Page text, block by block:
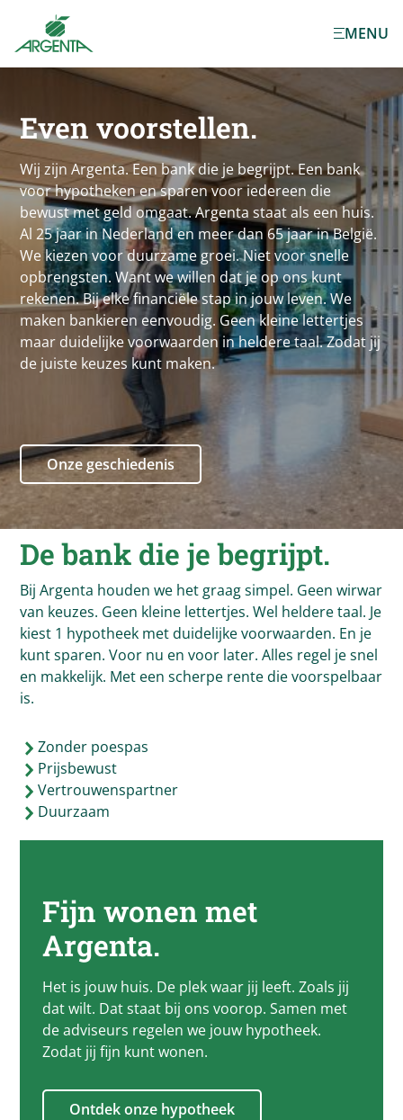
Ga naar de
hoofdinhoud
MENU
Even voorstellen.
Wij zijn Argenta. Een bank die je begrijpt. Een bank
voor hypotheken en sparen voor iedereen die
bewust met geld omgaat. Argenta staat als een huis.
Al 25 jaar in Nederland en meer dan 65 jaar in België.
We kiezen voor duurzame groei. Niet voor snelle
opbrengsten. Want we willen dat je op ons kunt
rekenen. Bij elke financiële stap in jouw leven. We
maken bankieren eenvoudig. Geen kleine lettertjes
maar duidelijke voorwaarden in heldere taal. Zodat jij
de juiste keuzes kunt maken.
Onze geschiedenis
De bank die je begrijpt.
Bij Argenta houden we het graag simpel. Geen wirwar
van keuzes. Geen kleine lettertjes. Wel heldere taal. Je
kiest 1 hypotheek met duidelijke voorwaarden. En je
kunt sparen. Voor nu en voor later. Alles regel je snel
en makkelijk. Met een scherpe rente die voorspelbaar
is.
Zonder poespas
Prijsbewust
Vertrouwenspartner
Duurzaam
Fijn wonen met
Argenta.
Het is jouw huis. De plek waar jij leeft. Zoals jij
dat wilt. Dat staat bij ons voorop. Samen met
de adviseurs regelen we jouw hypotheek.
Zodat jij fijn kunt wonen.
Ontdek onze hypotheek